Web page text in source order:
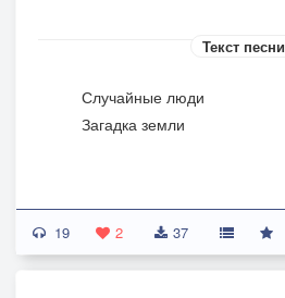
Текст песни
Случайные люди
Загадка земли
19 2 37